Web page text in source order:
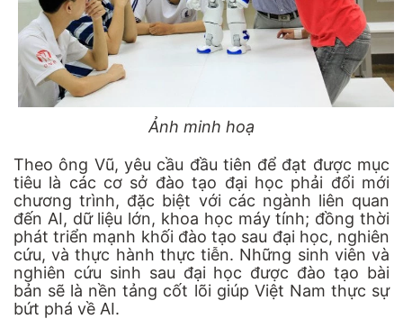
Ảnh minh hoạ
Theo ông Vũ, yêu cầu đầu tiên để đạt được mục
tiêu là các cơ sở đào tạo đại học phải đổi mới
chương trình, đặc biệt với các ngành liên quan
đến AI, dữ liệu lớn, khoa học máy tính; đồng thời
phát triển mạnh khối đào tạo sau đại học, nghiên
cứu, và thực hành thực tiễn. Những sinh viên và
nghiên cứu sinh sau đại học được đào tạo bài
bản sẽ là nền tảng cốt lõi giúp Việt Nam thực sự
bứt phá về AI.